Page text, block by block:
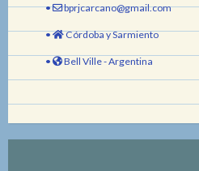
• bprjcarcano@gmail.com
• Córdoba y Sarmiento
• Bell Ville - Argentina